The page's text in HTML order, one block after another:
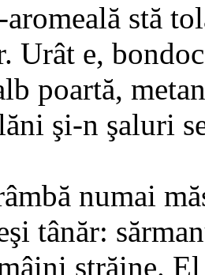
stă
Urât e,
poartă,
şi-n şaluri
numai
tânăr:
străine.